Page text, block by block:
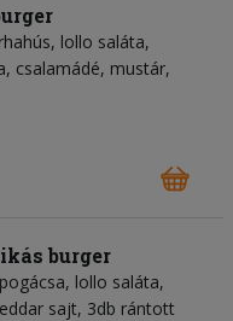
lollo saláta,
csalamádé, mustár,
burger
lollo saláta,
sajt, 3db rántott